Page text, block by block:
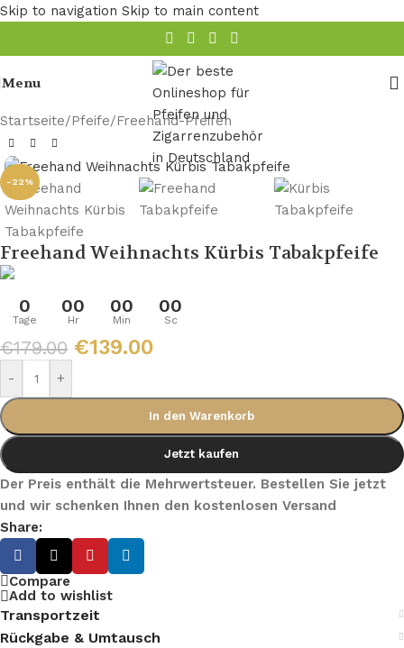
Skip to navigation Skip to main content
Menu
Startseite/Pfeife/Freehand-Pfeifen
-22%
Freehand Weihnachts Kürbis Tabakpfeife
0
Tage
00
Hr
00
Min
00
Sc
€179.00 €139.00
- +
In den Warenkorb
Jetzt kaufen
Der Preis enthält die Mehrwertsteuer. Bestellen Sie jetzt
und wir schenken Ihnen den kostenlosen Versand
Share:
Compare
Add to wishlist
Transportzeit
Rückgabe & Umtausch